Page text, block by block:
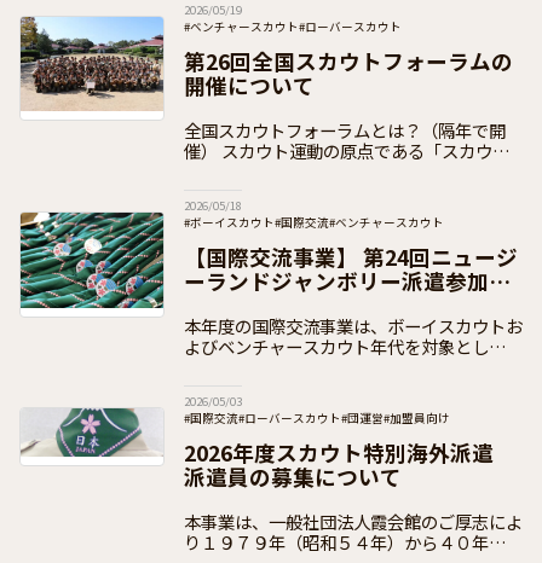
2026/05/19
#ベンチャースカウト#ローバースカウト
#日本連盟事業（イベント事業）
#全国スカウトフォーラム
#お知らせ#加盟員向け
第26回全国スカウトフォーラムの
開催について
全国スカウトフォーラムとは？（隔年で開
催） スカウト運動の原点である「スカウト
年の意思決定への参画」を、より推進してい
く
2026/05/18
#ボーイスカウト#国際交流#ベンチャースカウト
#日本連盟事業（イベント事業）
#加盟員向け
【国際交流事業】 第24回ニュージ
ーランドジャンボリー派遣参加者
本年度の国際交流事業は、ボーイスカウトお
よびベンチャースカウト年代を対象とした国
す。南半球オセアニアの大自然の中で、ニュ
2026/05/03
#国際交流#ローバースカウト#団運営#加盟員向け
2026年度スカウト特別海外派遣
派遣員の募集について
本事業は、一般社団法人霞会館のご厚志によ
り１９７９年（昭和５４年）から４０年以上